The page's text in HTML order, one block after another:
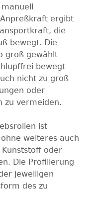
ergibt
die
bewegt. Die
groß gewählt
bewegt
nicht zu groß
oder
zu vermeiden.
ist
weiteres auch
oder
Die Profilierung
jeweiligen
des zu